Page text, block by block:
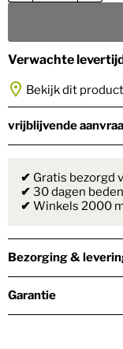
Verwachte
Bekijk dit
vrijblijvende
✔ Gratis bezorgd
✔ 30 dagen
✔ Winkels 2000
Bezorging &
Garantie